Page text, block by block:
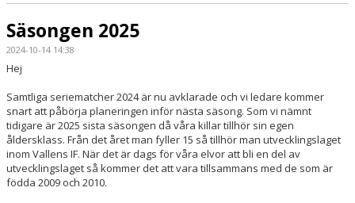
Säsongen 2025
2024-10-14 14:38
Hej
Samtliga seriematcher 2024 är nu avklarade och vi ledare kommer
snart att påbörja planeringen inför nästa säsong. Som vi nämnt
tidigare är 2025 sista säsongen då våra killar tillhör sin egen
åldersklass. Från det året man fyller 15 så tillhör man utvecklingslaget
inom Vallens IF. När det är dags för våra elvor att bli en del av
utvecklingslaget så kommer det att vara tillsammans med de som är
födda 2009 och 2010.